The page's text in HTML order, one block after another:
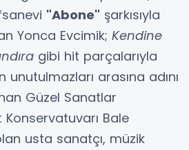
"Abone" şarkısıyla
Yonca Evcimik; Kendine
gibi hit parçalarıyla
unutulmazları arasına adını
Güzel Sanatlar
Bale
usta sanatçı, müzik